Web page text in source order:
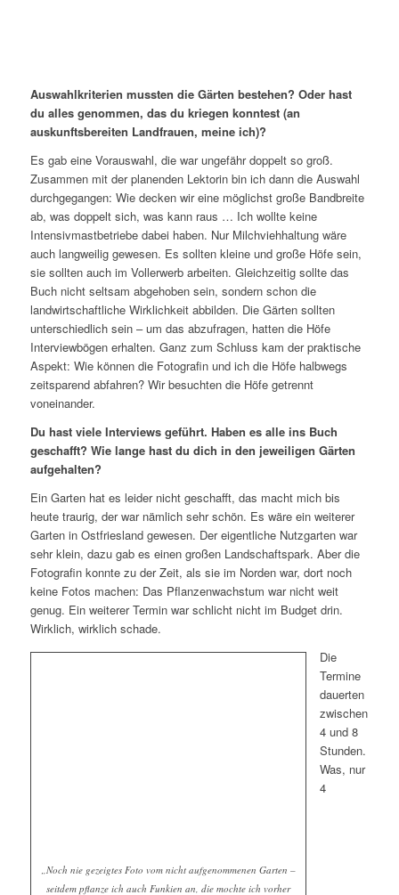
Auswahlkriterien mussten die Gärten bestehen? Oder hast
du alles genommen, das du kriegen konntest (an
auskunftsbereiten Landfrauen, meine ich)?
Es gab eine Vorauswahl, die war ungefähr doppelt so groß.
Zusammen mit der planenden Lektorin bin ich dann die Auswahl
durchgegangen: Wie decken wir eine möglichst große Bandbreite
ab, was doppelt sich, was kann raus … Ich wollte keine
Intensivmastbetriebe dabei haben. Nur Milchviehhaltung wäre
auch langweilig gewesen. Es sollten kleine und große Höfe sein,
sie sollten auch im Vollerwerb arbeiten. Gleichzeitig sollte das
Buch nicht seltsam abgehoben sein, sondern schon die
landwirtschaftliche Wirklichkeit abbilden. Die Gärten sollten
unterschiedlich sein – um das abzufragen, hatten die Höfe
Interviewbögen erhalten. Ganz zum Schluss kam der praktische
Aspekt: Wie können die Fotografin und ich die Höfe halbwegs
zeitsparend abfahren? Wir besuchten die Höfe getrennt
voneinander.
Du hast viele Interviews geführt. Haben es alle ins Buch
geschafft? Wie lange hast du dich in den jeweiligen Gärten
aufgehalten?
Ein Garten hat es leider nicht geschafft, das macht mich bis
heute traurig, der war nämlich sehr schön. Es wäre ein weiterer
Garten in Ostfriesland gewesen. Der eigentliche Nutzgarten war
sehr klein, dazu gab es einen großen Landschaftspark. Aber die
Fotografin konnte zu der Zeit, als sie im Norden war, dort noch
keine Fotos machen: Das Pflanzenwachstum war nicht weit
genug. Ein weiterer Termin war schlicht nicht im Budget drin.
Wirklich, wirklich schade.
„Noch nie gezeigtes Foto vom nicht aufgenommenen Garten –
seitdem pflanze ich auch Funkien an, die mochte ich vorher
Die
Termine
dauerten
zwischen
4 und 8
Stunden.
Was, nur
4